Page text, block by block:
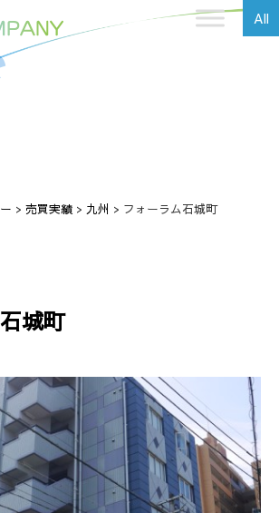
All
> 売買実績 > 九州 > フォーラム石城町
城町